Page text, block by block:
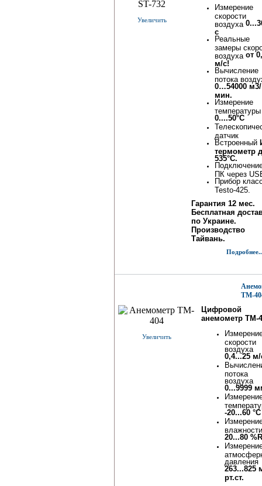
Увеличить
Измерение
скорости
воздуха
с
Реальные
замеры
воздуха от
м/с!
Вычисление
потока
0…54000 м3/
мин.
Измерение
температуры
0....50°C
датчик
Встроенный
термометр
535°С.
ПК через
Прибор
Testo-425.
Гарантия 12 мес.
Бесплатная
по Украине.
Производство
Тайвань.
TM-
Увеличить
Цифровой
анемометр TM-
скорости
воздуха
0,4...25 м/
потока
воздуха
0...9999
-20...60 °C
влажности
20...80
давления
263...825
рт.ст.